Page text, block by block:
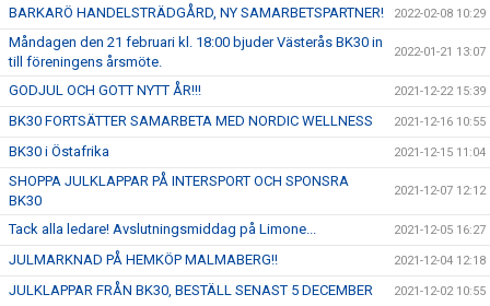
BARKARÖ HANDELSTRÄDGÅRD, NY SAMARBETSPARTNER! 2022-02-08 10:29
Måndagen den 21 februari kl. 18:00 bjuder Västerås BK30 in
till föreningens årsmöte.
2022-01-21 13:07
GODJUL OCH GOTT NYTT ÅR!!! 2021-12-22 15:39
BK30 FORTSÄTTER SAMARBETA MED NORDIC WELLNESS 2021-12-16 10:55
BK30 i Östafrika 2021-12-15 11:04
SHOPPA JULKLAPPAR PÅ INTERSPORT OCH SPONSRA
BK30
2021-12-07 12:12
Tack alla ledare! Avslutningsmiddag på Limone... 2021-12-05 16:27
JULMARKNAD PÅ HEMKÖP MALMABERG!! 2021-12-04 12:18
JULKLAPPAR FRÅN BK30, BESTÄLL SENAST 5 DECEMBER 2021-12-02 10:55